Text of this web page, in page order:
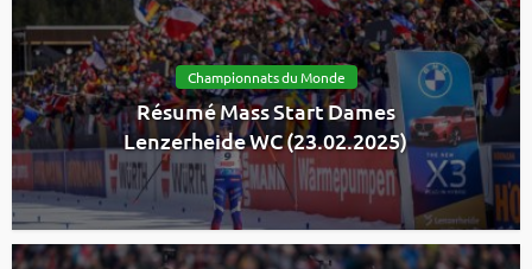
Championnats du Monde
Résumé Mass Start Dames
Lenzerheide WC (23.02.2025)